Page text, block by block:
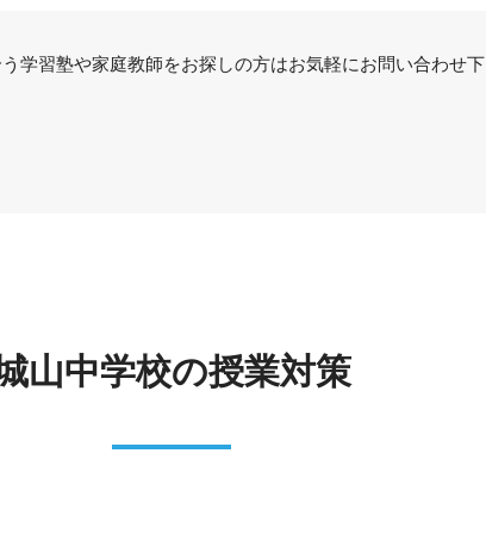
学習塾や家庭教師をお探しの方はお気軽にお問い合わせ
山中学校の授業対策